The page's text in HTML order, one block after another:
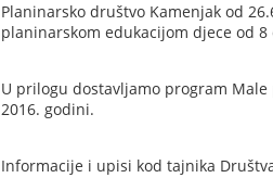
Planinarsko društvo Kamenjak od
planinarskom edukacijom djece od 8
U prilogu dostavljamo program
2016. godini.
Informacije i upisi kod tajnika